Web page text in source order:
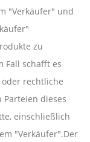
"Verkäufer" und
zu
Fall schafft es
rechtliche
dieses
einschließlich
"Verkäufer".Der